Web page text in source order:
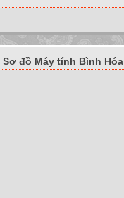
Sơ đồ Máy tính Bình Hóa